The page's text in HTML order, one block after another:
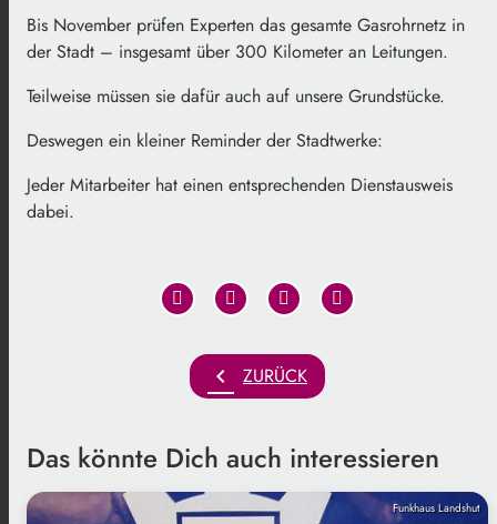
Bis November prüfen Experten das gesamte Gasrohrnetz in
der Stadt – insgesamt über 300 Kilometer an Leitungen.
Teilweise müssen sie dafür auch auf unsere Grundstücke.
Deswegen ein kleiner Reminder der Stadtwerke:
Jeder Mitarbeiter hat einen entsprechenden Dienstausweis
dabei.
chevron_left ZURÜCK
Das könnte Dich auch interessieren
Funkhaus Landshut